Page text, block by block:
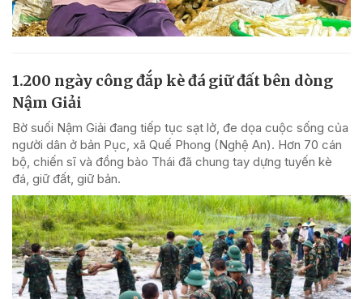
1.200 ngày công đắp kè đá giữ đất bên dòng
Nậm Giải
Bờ suối Nậm Giải đang tiếp tục sạt lở, đe dọa cuộc sống của
người dân ở bản Pục, xã Quế Phong (Nghệ An). Hơn 70 cán
bộ, chiến sĩ và đồng bào Thái đã chung tay dựng tuyến kè
đá, giữ đất, giữ bản.